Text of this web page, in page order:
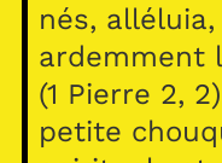
nés,
ardemment
(1 Pierre 2,
petite